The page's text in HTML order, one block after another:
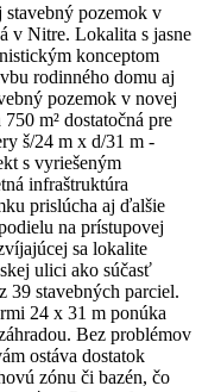
stavebný pozemok v
v Nitre. Lokalita s jasne
konceptom
rodinného domu aj
pozemok v novej
m² dostatočná pre
š/24 m x d/31 m -
s vyriešeným
infraštruktúra
prislúcha aj ďalšie
na prístupovej
sa lokalite
ulici ako súčasť
39 stavebných parciel.
24 x 31 m ponúka
Bez problémov
ostáva dostatok
zónu či bazén, čo